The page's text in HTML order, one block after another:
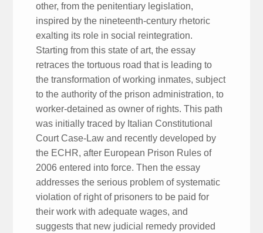
other, from the penitentiary legislation,
inspired by the nineteenth-century rhetoric
exalting its role in social reintegration.
Starting from this state of art, the essay
retraces the tortuous road that is leading to
the transformation of working inmates, subject
to the authority of the prison administration, to
worker-detained as owner of rights. This path
was initially traced by Italian Constitutional
Court Case-Law and recently developed by
the ECHR, after European Prison Rules of
2006 entered into force. Then the essay
addresses the serious problem of systematic
violation of right of prisoners to be paid for
their work with adequate wages, and
suggests that new judicial remedy provided